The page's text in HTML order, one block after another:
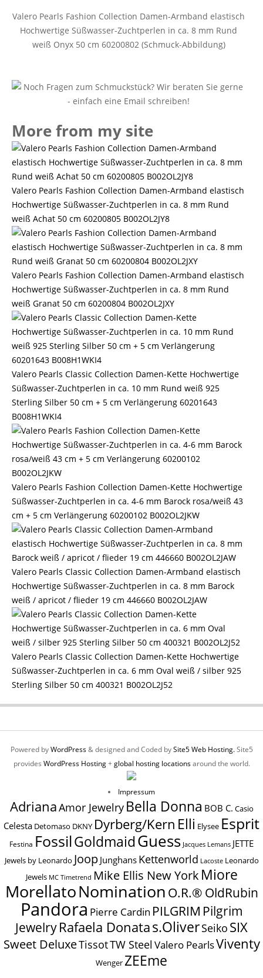
Valero Pearls Fashion Collection Damen-Armband elastisch
Hochwertige Süßwasser-Zuchtperlen in ca. 8 mm Rund
weiß Onyx 50 cm 60200802 (Schmuck-Abbildung)
More from my site
Valero Pearls Fashion Collection Damen-Armband elastisch
Hochwertige Süßwasser-Zuchtperlen in ca. 8 mm Rund
weiß Achat 50 cm 60200805 B002OL2JY8
Valero Pearls Fashion Collection Damen-Armband elastisch
Hochwertige Süßwasser-Zuchtperlen in ca. 8 mm Rund
weiß Granat 50 cm 60200804 B002OL2JXY
Valero Pearls Classic Collection Damen-Kette Hochwertige
Süßwasser-Zuchtperlen in ca. 10 mm Rund weiß 925
Sterling Silber 50 cm + 5 cm Verlängerung 60201643
B008H1WKI4
Valero Pearls Fashion Collection Damen-Kette Hochwertige
Süßwasser-Zuchtperlen in ca. 4-6 mm Barock rosa/weiß 43
cm + 5 cm Verlängerung 60200102 B002OL2JKW
Valero Pearls Classic Collection Damen-Armband elastisch
Hochwertige Süßwasser-Zuchtperlen in ca. 8 mm Barock
weiß / apricot / flieder 19 cm 446660 B002OL2JAW
Valero Pearls Classic Collection Damen-Kette Hochwertige
Süßwasser-Zuchtperlen in ca. 6 mm Oval weiß / silber 925
Sterling Silber 50 cm 400321 B002OL2J52
Powered byWordPress& designed and Coded bySite5 Web Hosting.Site5
provides WordPress Hosting+global hosting locationsaround the world.
Impressum
AdrianaAmor Jewelry Bella Donna BOB C. Casio
Celesta Detomaso DKNY Dyrberg/Kern Elli Elysee Esprit
Festina FossilGoldmaidGuess Jacques Lemans JETTE
Jewels by Leonardo Joop Junghans Kettenworld Lacoste Leonardo
Jewels MC Timetrend Mike Ellis New York Miore
MorellatoNomination O.R.® OldRubin
Pandora Pierre Cardin PILGRIM Pilgrim
JewelryRafaela Donatas.OliverSeiko SIX
Sweet DeluxeTissotTW Steel Valero PearlsViventy
Wenger ZEEme